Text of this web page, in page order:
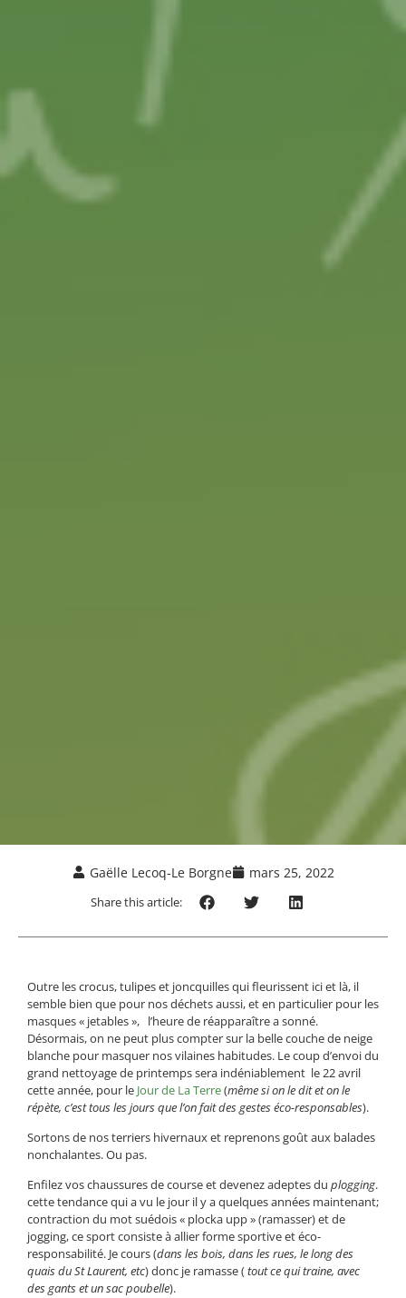
Gaëlle Lecoq-Le Borgne mars 25, 2022
Share this article:
Outre les crocus, tulipes et joncquilles qui fleurissent ici et là, il
semble bien que pour nos déchets aussi, et en particulier pour les
masques « jetables », l’heure de réapparaître a sonné.
Désormais, on ne peut plus compter sur la belle couche de neige
blanche pour masquer nos vilaines habitudes. Le coup d’envoi du
grand nettoyage de printemps sera indéniablement le 22 avril
cette année, pour le Jour de La Terre(même si on le dit et on le
répète, c’est tous les jours que l’on fait des gestes éco-responsables).
Sortons de nos terriers hivernaux et reprenons goût aux balades
nonchalantes. Ou pas.
Enfilez vos chaussures de course et devenez adeptes du plogging.
cette tendance qui a vu le jour il y a quelques années maintenant;
contraction du mot suédois « plocka upp » (ramasser) et de
jogging, ce sport consiste à allier forme sportive et éco-
responsabilité. Je cours (dans les bois, dans les rues, le long des
quais du St Laurent, etc) donc je ramasse (tout ce qui traine, avec
des gants et un sac poubelle).